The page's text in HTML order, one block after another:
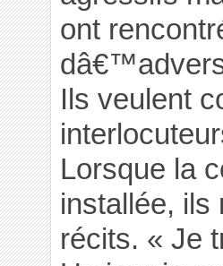
ont
Ils veulent
Lorsque la
installée, ils
récits. « Je